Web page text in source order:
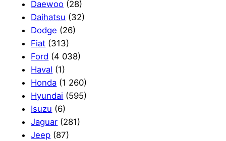
Daewoo (28)
Daihatsu (32)
Dodge (26)
Fiat (313)
Ford (4 038)
Haval (1)
Honda (1 260)
Hyundai (595)
Isuzu (6)
Jaguar (281)
Jeep (87)